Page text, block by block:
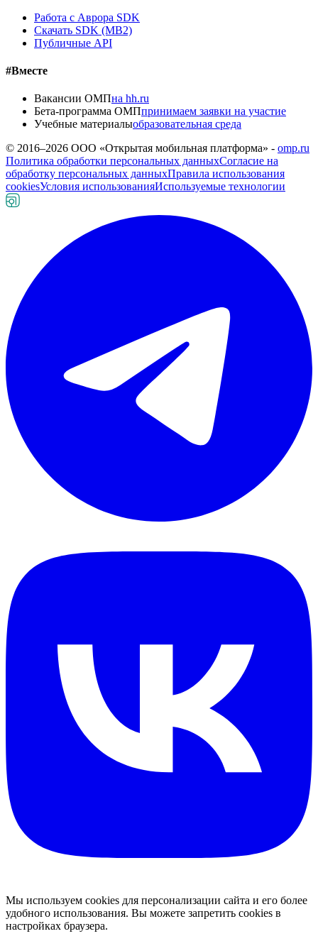
Работа с Аврора SDK
Скачать SDK (MB2)
Публичные API
#Вместе
Вакансии ОМПна hh.ru
Бета-программа ОМПпринимаем заявки на участие
Учебные материалыобразовательная среда
© 2016–2026 ООО «Открытая мобильная платформа» - omp.ru
Политика обработки персональных данныхСогласие на
обработку персональных данныхПравила использования
cookiesУсловия использованияИспользуемые технологии
Мы используем cookies для персонализации сайта и его более
удобного использования. Вы можете запретить cookies в
настройках браузера.